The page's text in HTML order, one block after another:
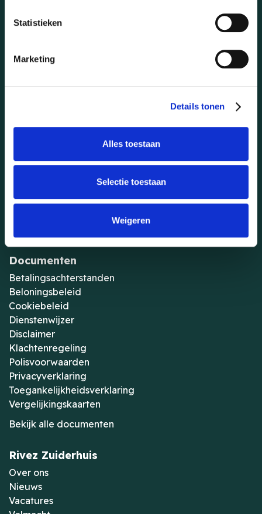
Statistieken
Marketing
Details tonen
Alles toestaan
Selectie toestaan
Weigeren
Arbeidsongeschiktheid
Financieel advies
ASN Bank betaalrekening
Werknemersverzekeringen
Verzekeringen afsluiten
Documenten
Betalingsachterstanden
Beloningsbeleid
Cookiebeleid
Dienstenwijzer
Disclaimer
Klachtenregeling
Polisvoorwaarden
Privacyverklaring
Toegankelijkheidsverklaring
Vergelijkingskaarten
Bekijk alle documenten
Rivez Zuiderhuis
Over ons
Nieuws
Vacatures